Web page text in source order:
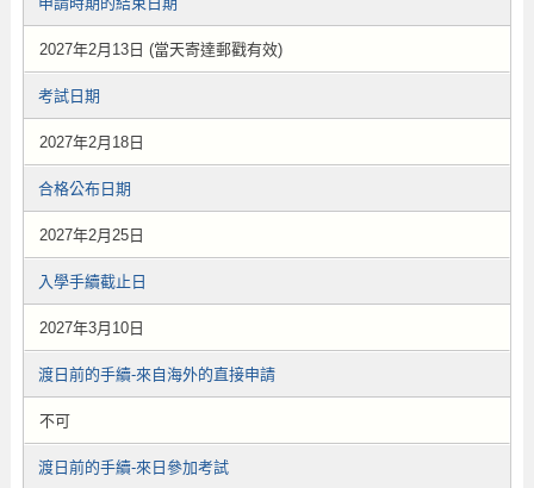
2027年2月13日 (當天寄達郵戳有效)
考試日期
2027年2月18日
合格公布日期
2027年2月25日
入學手續截止日
2027年3月10日
渡日前的手續-來自海外的直接申請
不可
渡日前的手續-來日參加考試